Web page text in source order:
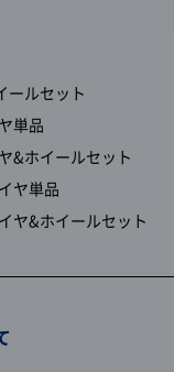
ールセット
単品
&ホイールセット
ヤ単品
ヤ&ホイールセット